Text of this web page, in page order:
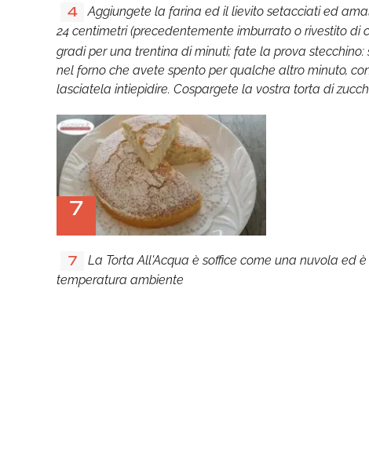
4 Aggiungete la farina ed il lievito setacciati ed
24 centimetri (precedentemente imburrato o rivestito di
gradi per una trentina di minuti; fate la prova
nel forno che avete spento per qualche altro minuto,
lasciatela intiepidire. Cospargete la vostra torta di
7
7
La Torta All'Acqua è soffice come una nuvola ed
temperatura ambiente